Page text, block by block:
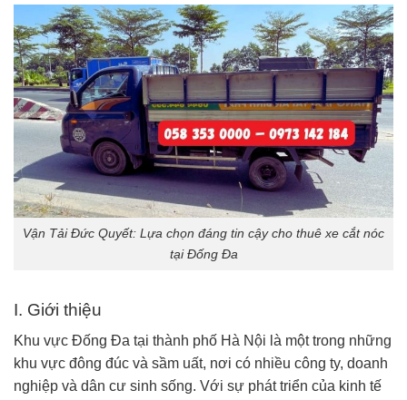
Vận Tải Đức Quyết: Lựa chọn đáng tin cậy cho thuê xe cắt nóc
tại Đống Đa
I. Giới thiệu
Khu vực Đống Đa tại thành phố Hà Nội là một trong những
khu vực đông đúc và sầm uất, nơi có nhiều công ty, doanh
nghiệp và dân cư sinh sống. Với sự phát triển của kinh tế